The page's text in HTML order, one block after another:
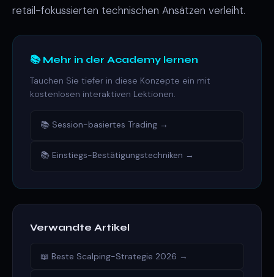
retail-fokussierten technischen Ansätzen verleiht.
📚 Mehr in der Academy lernen
Tauchen Sie tiefer in diese Konzepte ein mit
kostenlosen interaktiven Lektionen.
📚 Session-basiertes Trading →
📚 Einstiegs-Bestätigungstechniken →
Verwandte Artikel
📖 Beste Scalping-Strategie 2026 →